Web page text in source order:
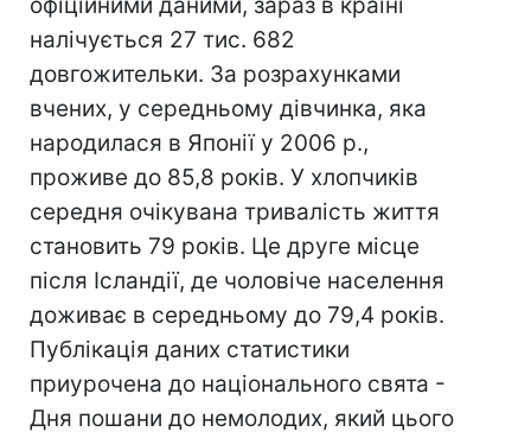
налічується 27 тис. 682
довгожительки. За розрахунками
вчених, у середньому дівчинка, яка
народилася в Японії у 2006 р.,
проживе до 85,8 років. У хлопчиків
середня очікувана тривалість життя
становить 79 років. Це друге місце
після Ісландії, де чоловіче населення
доживає в середньому до 79,4 років.
Публікація даних статистики
приурочена до національного свята -
Дня пошани до немолодих, який цього